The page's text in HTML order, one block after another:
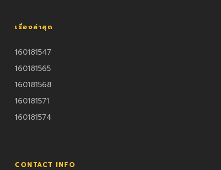
เรื่องล่าสุด
160181547
160181565
160181568
160181571
160181574
CONTACT INFO